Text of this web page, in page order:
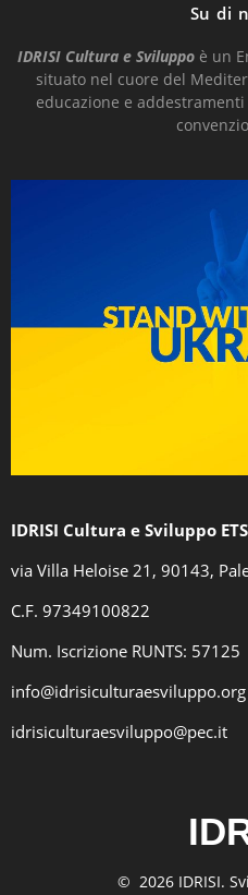
Su di
IDRISI Cultura e Sviluppoè un
situato nel cuore del
educazione e
IDRISI Cultura e Sviluppo ETS
via Villa Heloise 21, 90143,
C.F. 97349100822
Num. Iscrizione RUNTS: 57125
info@idrisiculturaesviluppo.org
idrisiculturaesviluppo@pec.it
© 2026 IDRISI.